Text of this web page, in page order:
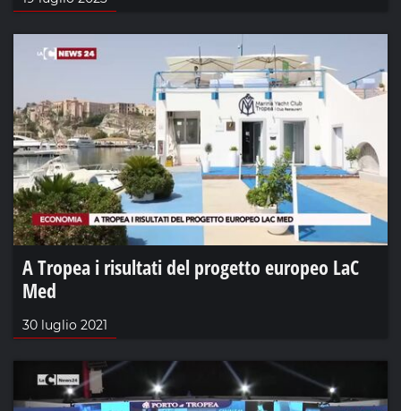
A Tropea i risultati del progetto europeo LaC
Med
30 luglio 2021